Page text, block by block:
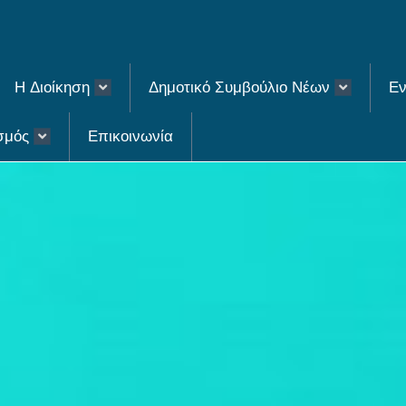
H Διοίκηση Δημοτικό Συμβούλιο Νέων
Επικοινωνία